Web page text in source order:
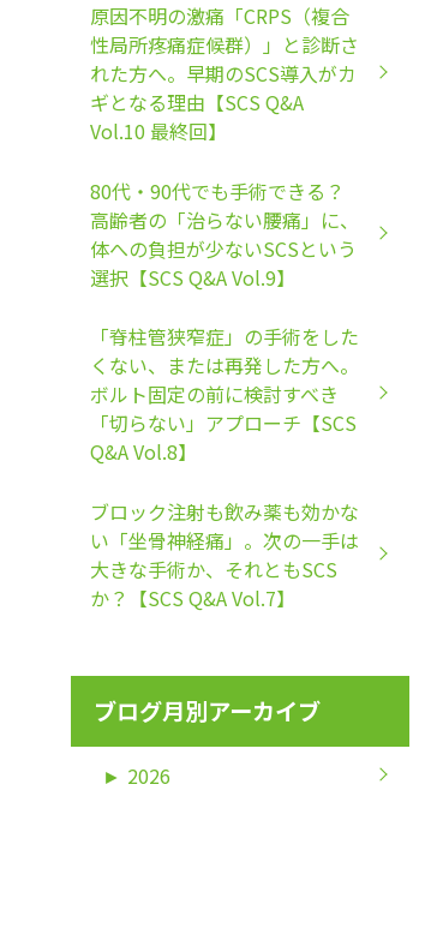
原因不明の激痛「CRPS（複合
性局所疼痛症候群）」と診断さ
れた方へ。早期のSCS導入がカ
ギとなる理由【SCS Q&A
Vol.10 最終回】
80代・90代でも手術できる？
高齢者の「治らない腰痛」に、
体への負担が少ないSCSという
選択【SCS Q&A Vol.9】
「脊柱管狭窄症」の手術をした
くない、または再発した方へ。
ボルト固定の前に検討すべき
「切らない」アプローチ【SCS
Q&A Vol.8】
ブロック注射も飲み薬も効かな
い「坐骨神経痛」。次の一手は
大きな手術か、それともSCS
か？【SCS Q&A Vol.7】
ブログ月別アーカイブ
► 2026